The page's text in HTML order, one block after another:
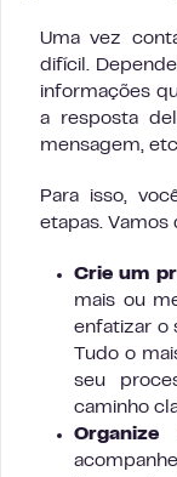
Uma vez
difícil.
informações
a resposta
mensagem, etc.
Para isso,
etapas. Vamos
Crie um
mais ou
enfatizar o
Tudo o
seu
caminho